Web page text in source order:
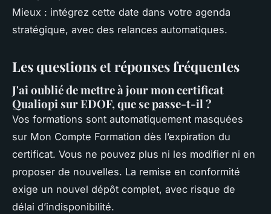
Mieux : intégrez cette date dans votre agenda
stratégique, avec des relances automatiques.
Les questions et réponses fréquentes
J'ai oublié de mettre à jour mon certificat
Qualiopi sur EDOF, que se passe-t-il ?
Vos formations sont automatiquement masquées
sur Mon Compte Formation dès l’expiration du
certificat. Vous ne pouvez plus ni les modifier ni en
proposer de nouvelles. La remise en conformité
exige un nouvel dépôt complet, avec risque de
délai d’indisponibilité.